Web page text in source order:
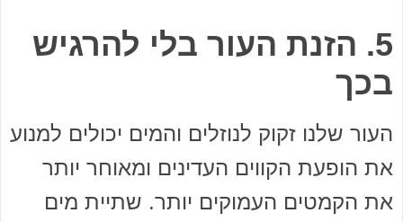
5. הזנת העור בלי להרגיש
בכך
העור שלנו זקוק לנוזלים והמים יכולים למנוע
את הופעת הקווים העדינים ומאוחר יותר
את הקמטים העמוקים יותר. שתיית מים